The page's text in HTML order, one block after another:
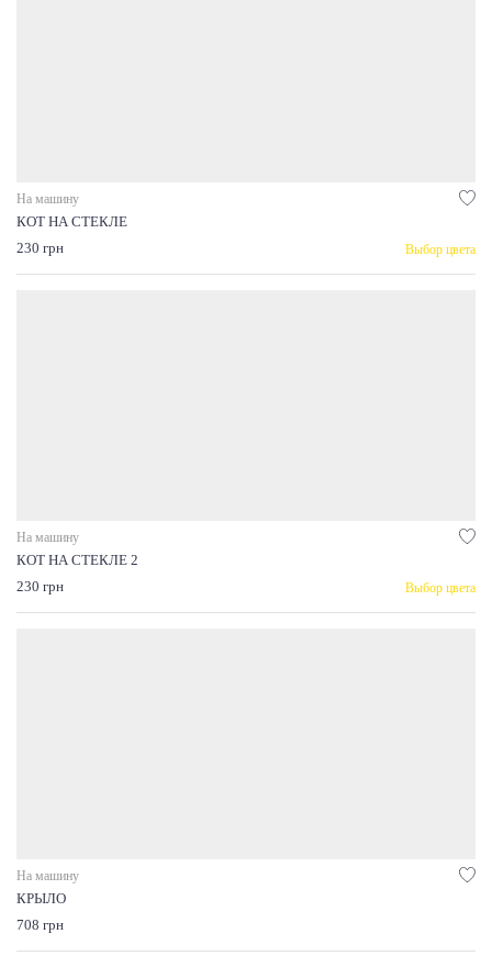
На машину
КОТ НА СТЕКЛЕ
230 грн
Выбор цвета
На машину
КОТ НА СТЕКЛЕ 2
230 грн
Выбор цвета
На машину
КРЫЛО
708 грн